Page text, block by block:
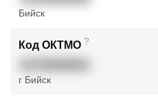
Бийск
Код ОКТМО ?
г Бийск